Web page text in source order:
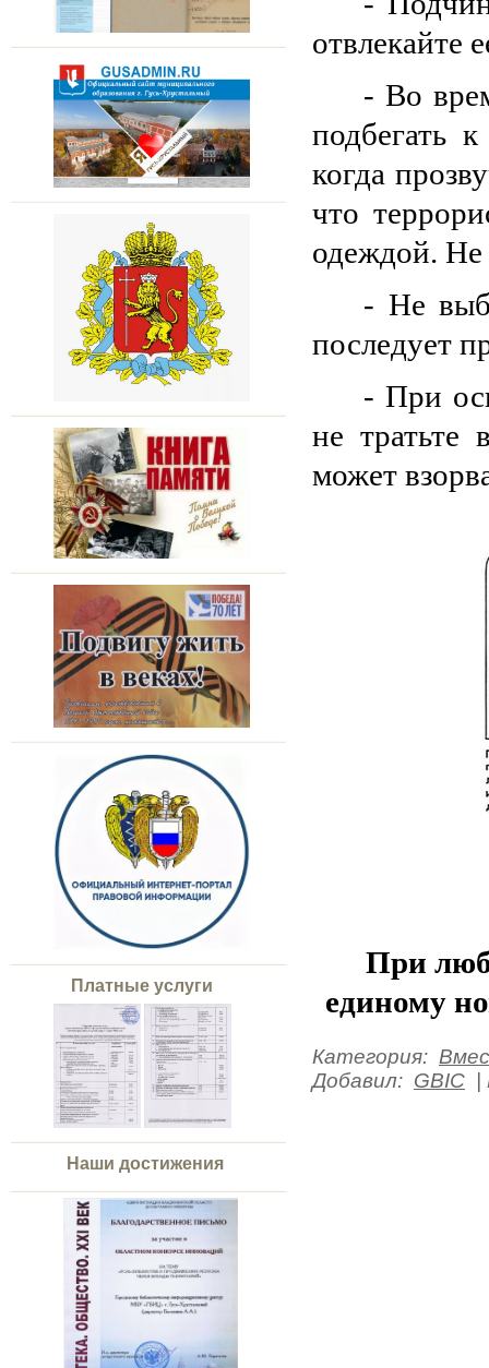
Платные услуги
Наши достижения
отвлекайте
- Во
подбегать
когда
что
одеждой. Не
- Не
последует
- При
не тратьте
может
При
единому
Категория:
Добавил: GBIC